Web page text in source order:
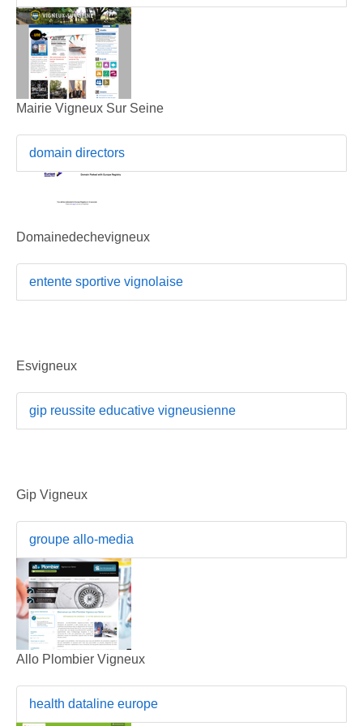
Mairie Vigneux Sur Seine
domain directors
Domainedechevigneux
entente sportive vignolaise
Esvigneux
gip reussite educative vigneusienne
Gip Vigneux
groupe allo-media
Allo Plombier Vigneux
health dataline europe